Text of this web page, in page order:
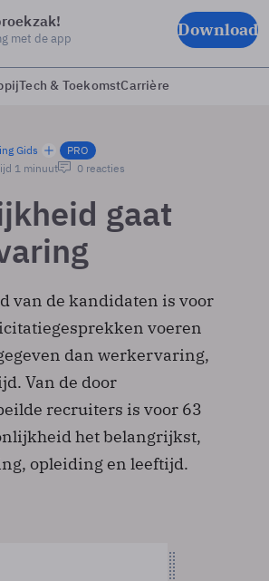
met de app Download
Tech & ToekomstCarrière
Gids
PRO
1 minuut 0 reacties
gaat
van de kandidaten is voor
voeren
dan werkervaring,
Van de door
recruiters is voor 63
het belangrijkst,
opleiding en leeftijd.